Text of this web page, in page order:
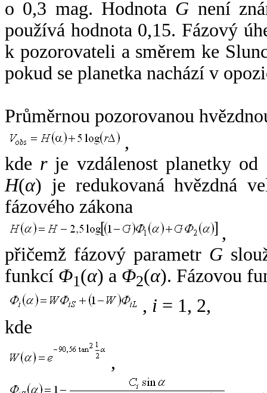
o 0,3 mag. Hodnota G není
používá hodnota 0,15. Fázový
k pozorovateli a směrem ke
pokud se planetka nachází v
Průměrnou pozorovanou
,
kde rje vzdálenost planetky od
H(α) je redukovaná hvězdná
fázového zákona
,
přičemž fázový parametr G
funkcí Φ1(α) a Φ2(α). Fázovou
, i = 1, 2,
kde
,